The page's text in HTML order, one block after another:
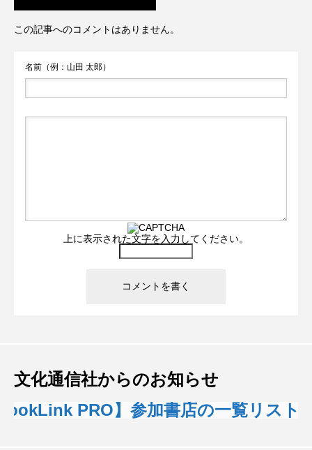
この記事へのコメントはありません。
名前（例：山田 太郎）
上に表示された文字を入力してください。
文化通信社からのお知らせ
PRO】参加書店の一覧リスト